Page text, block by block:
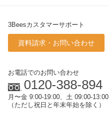
3Beesカスタマーサポート
資料請求・お問い合わせ
お電話でのお問い合わせ
0120-388-894
月〜金 9:00-19:00、土 09:00-13:00
（ただし祝日と年末年始を除く）